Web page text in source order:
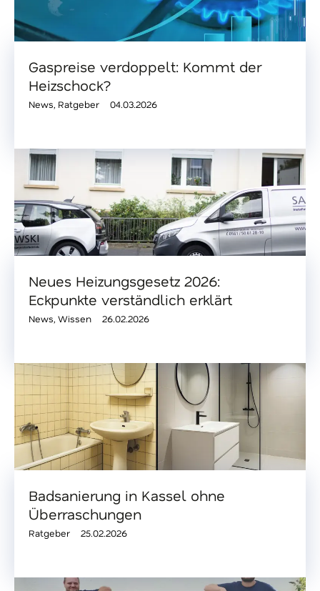
Gaspreise verdoppelt: Kommt der
Heizschock?
News, Ratgeber 04.03.2026
Neues Heizungsgesetz 2026:
Eckpunkte verständlich erklärt
News, Wissen 26.02.2026
Badsanierung in Kassel ohne
Überraschungen
Ratgeber 25.02.2026